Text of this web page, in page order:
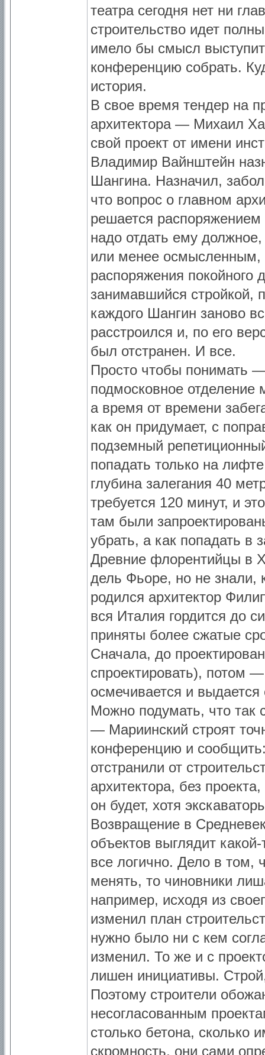
театра сегодня нет ни
строительство идет
имело бы смысл
конференцию собрать.
история.
В свое время тендер на
архитектора — Михаил
свой проект от имени
Владимир Вайнштейн
Шангина. Назначил,
что вопрос о главном
решается
надо отдать ему должное,
или менее осмысленным,
распоряжения покойного
занимавшийся стройкой,
каждого Шангин заново
расстроился и, по его
был отстранен. И все.
Просто чтобы понимать
подмосковное отделение
а время от времени
как он придумает, с
подземный
попадать только на
глубина залегания 40
требуется 120 минут, и
там были
убрать, а как попадать в
Древние флорентийцы в
дель Фьоре, но не знали,
родился архитектор
вся Италия гордится до
приняты более сжатые
Сначала, до
спроектировать), потом
осмечивается и
Можно подумать, что так
— Мариинский строят
конференцию и
отстранили от
архитектора, без
он будет, хотя
Возвращение в
объектов выглядит
все логично. Дело в том,
менять, то чиновники
например, исходя из
изменил план
нужно было ни с кем
изменил. То же и с
лишен инициативы.
Поэтому строители
несогласованным
столько бетона, сколько
скромность, они сами